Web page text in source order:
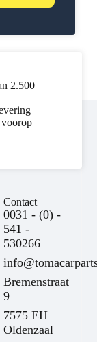
2.500
Contact
0031 - (0) -
541 -
530266
Bremenstraat
9
7575 EH
Oldenzaal